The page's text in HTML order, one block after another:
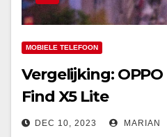
MOBIELE TELEFOON
Vergelijking: OPPO
Find X5 Lite
DEC 10, 2023 MARIAN